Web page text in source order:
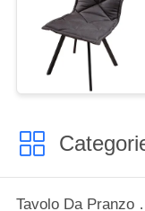
Tavolo